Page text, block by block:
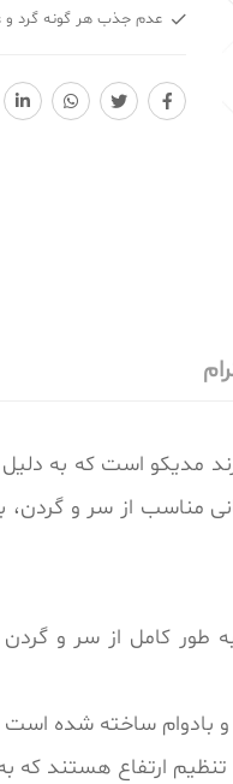
عدم جذب هر گونه گرد و
است که به دلیل
مناسب از سر و
طور کامل از سر و
و بادوام ساخته شده
ارتفاع هستند که